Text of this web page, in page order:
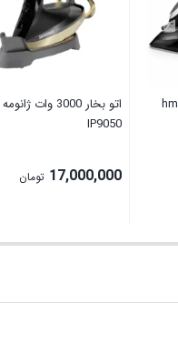
اتو بخار 3000 وات
IP9050
17,000,000 تومان